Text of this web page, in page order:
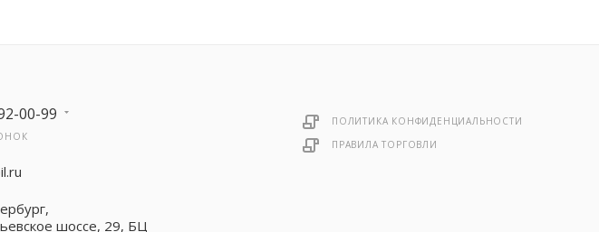
00-99
шоссе, 29, БЦ
ПОЛИТИКА КОНФИДЕНЦИАЛЬНОСТИ
ПРАВИЛА ТОРГОВЛИ